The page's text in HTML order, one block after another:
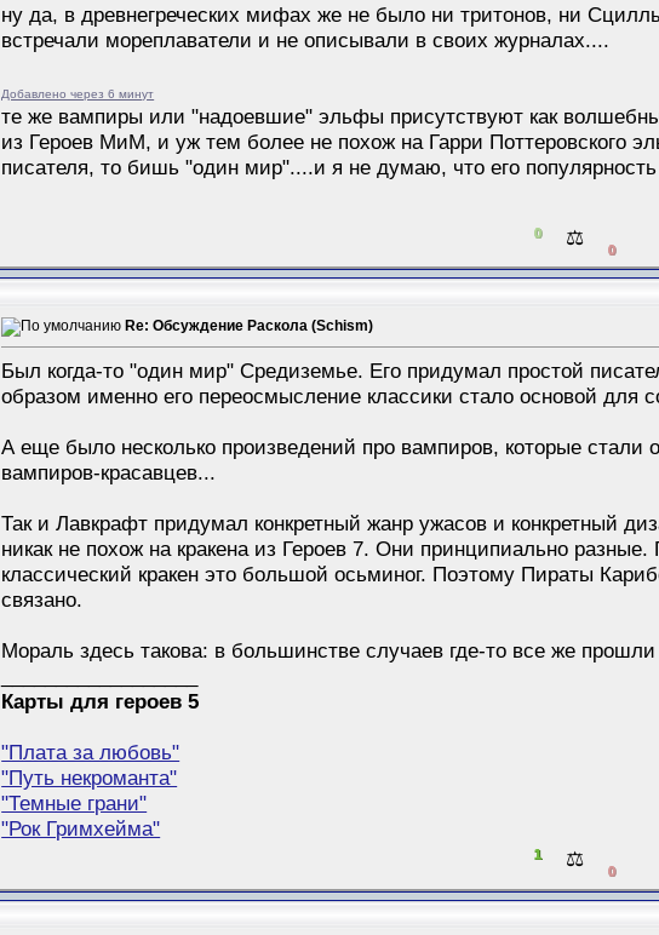
ну да, в древнегреческих мифах же не было ни тритонов, ни
встречали мореплаватели и не описывали в своих журналах....
Добавлено через 6 минут
те же вампиры или "надоевшие" эльфы присутствуют как
из Героев МиМ, и уж тем более не похож на Гарри Поттеровского
писателя, то бишь "один мир"....и я не думаю, что его
0 ⚖️ 0
Re: Обсуждение Раскола (Schism)
Был когда-то "один мир" Средиземье. Его придумал простой
образом именно его переосмысление классики стало основой
А еще было несколько произведений про вампиров, которые стали
вампиров-красавцев...
Так и Лавкрафт придумал конкретный жанр ужасов и конкретный
никак не похож на кракена из Героев 7. Они принципиально
классический кракен это большой осьминог. Поэтому Пираты
связано.
Мораль здесь такова: в большинстве случаев где-то все же
Карты для героев 5
"Плата за любовь"
"Путь некроманта"
"Темные грани"
"Рок Гримхейма"
1 ⚖️ 0